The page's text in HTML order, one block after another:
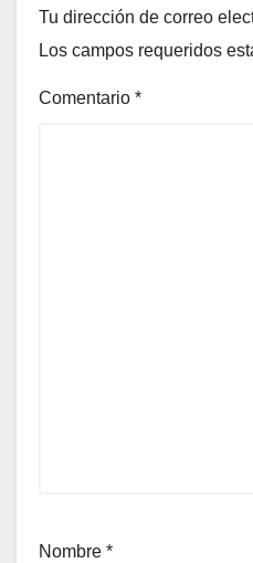
Tu dirección de correo
Los campos requeridos
Comentario *
Nombre *